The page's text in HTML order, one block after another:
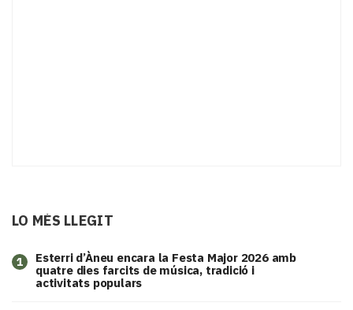
LO MÉS LLEGIT
1
Esterri d’Àneu encara la Festa Major 2026 amb
quatre dies farcits de música, tradició i
activitats populars